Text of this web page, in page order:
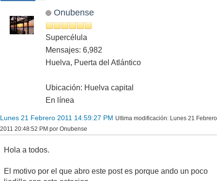
Onubense
Supercélula
Mensajes: 6,982
Huelva, Puerta del Atlántico
Ubicación: Huelva capital
En línea
Lunes 21 Febrero 2011 14:59:27 PM Ultima modificación: Lunes 21 Febrero
2011 20:48:52 PM por Onubense
Hola a todos.
El motivo por el que abro este post es porque ando un poco